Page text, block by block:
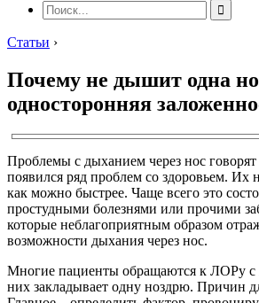
Статьи ›
Почему не дышит одна
односторонняя
Проблемы с дыханием через нос говорят
появился ряд проблем со здоровьем. Их
как можно быстрее. Чаще всего это
простудными болезнями или прочими
которые неблагоприятным образом
возможности дыхания через нос.
Многие пациенты обращаются к ЛОРу с
них закладывает одну ноздрю. Причин